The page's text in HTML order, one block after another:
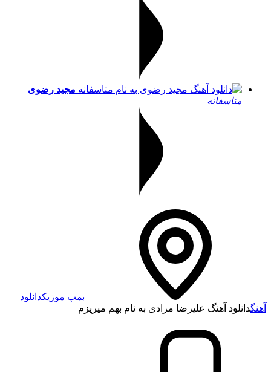
مجید رضوی
متاسفانه
بمب موزیکدانلود
آهنگدانلود آهنگ علیرضا مرادی به نام بهم میریزم